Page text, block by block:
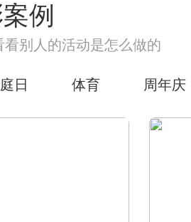
例
别人的活动是怎么做的
日 体育 周年庆